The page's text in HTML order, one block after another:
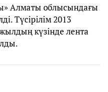
Алматы облысындағы
Түсірілім 2013
күзінде лента